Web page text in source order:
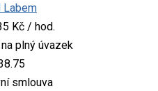
Labem
Kč / hod.
plný úvazek
smlouva